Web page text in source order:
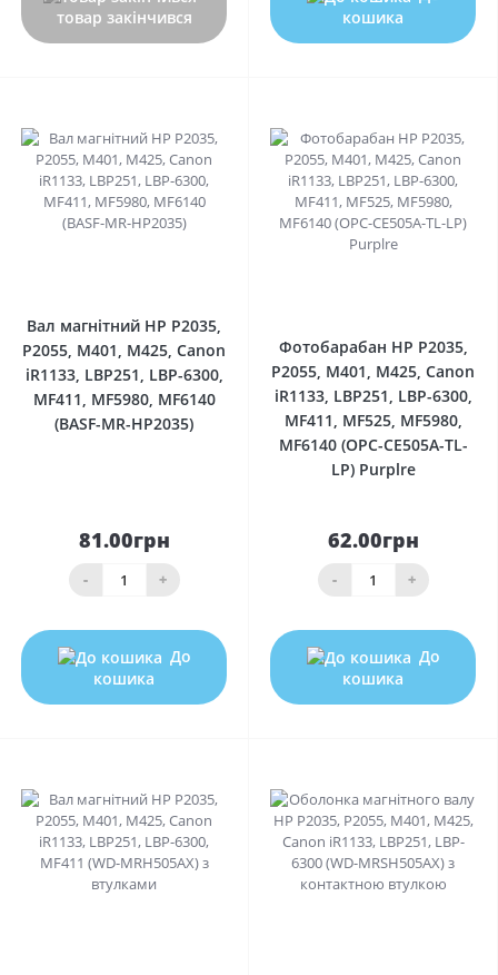
товар закінчився
кошика
Вал магнітний HP P2035,
P2055, M401, M425, Canon
iR1133, LBP251, LBP-6300,
MF411, MF5980, MF6140
(BASF-MR-HP2035)
81.00грн
- +
До
кошика
Фотобарабан HP P2035,
P2055, M401, M425, Canon
iR1133, LBP251, LBP-6300,
MF411, MF525, MF5980,
MF6140 (OPC-CE505A-TL-
LP) Purplre
62.00грн
- +
До
кошика